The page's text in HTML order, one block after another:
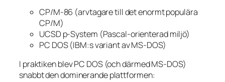
CP/M-86 (arvtagare till det enormt populära
CP/M)
UCSD p-System (Pascal-orienterad miljö)
PC DOS (IBM:s variant av MS-DOS)
I praktiken blev PC DOS (och därmed MS-DOS)
snabbt den dominerande plattformen: